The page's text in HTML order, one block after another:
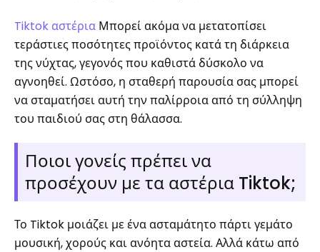
Tiktok αστέρια Μπορεί ακόμα να μετατοπίσει
τεράστιες ποσότητες προϊόντος κατά τη διάρκεια
της νύχτας, γεγονός που καθιστά δύσκολο να
αγνοηθεί. Ωστόσο, η σταθερή παρουσία σας μπορεί
να σταματήσει αυτή την παλίρροια από τη σύλληψη
του παιδιού σας στη θάλασσα.
Ποιοι γονείς πρέπει να
προσέχουν με τα αστέρια Tiktok;
Το Tiktok μοιάζει με ένα ασταμάτητο πάρτι γεμάτο
μουσική, χορούς και ανόητα αστεία. Αλλά κάτω από